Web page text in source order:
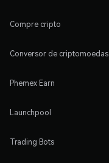
Compre cripto
Conversor de criptomoedas
Phemex Earn
Launchpool
Trading Bots